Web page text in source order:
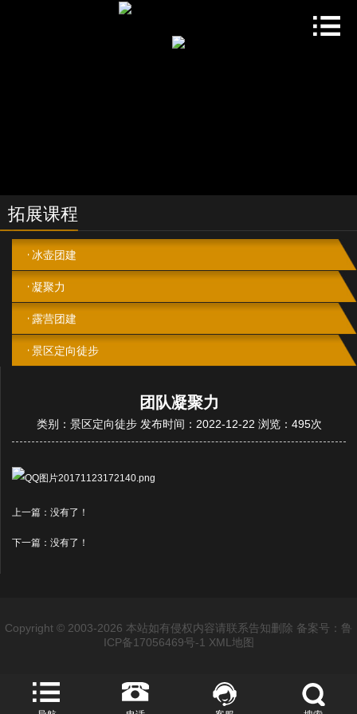
拓展课程
冰壶团建
凝聚力
露营团建
景区定向徒步
团队凝聚力
类别：景区定向徒步 发布时间：2022-12-22 浏览：495次
上一篇：没有了！
下一篇：没有了！
Copyright © 2003-2026 本站如有侵权内容请联系告知删除 备案号：鲁
ICP备17056469号-1 XML地图